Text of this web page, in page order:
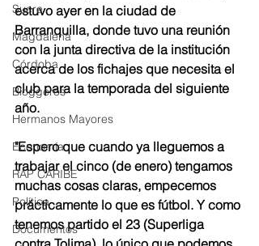
Sucre
Magdalena
Córdoba
Bloggeros
Hermanos Mayores
Economía
RAP CARIBE
Política
Documentos
estuvo ayer en la ciudad de
Barranquilla, donde tuvo una reunión
con la junta directiva de la institución
acerca de los fichajes que necesita el
club para la temporada del siguiente
año.
"Espero que cuando ya lleguemos a
trabajar el cinco (de enero) tengamos
muchas cosas claras, empecemos
prácticamente lo que es fútbol. Y como
tenemos partido el 23 (Superliga